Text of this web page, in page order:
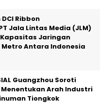
Ribbon
Jala Lintas Media (JLM)
Jaringan
Metro Antara Indonesia
Guangzhou Soroti
Menentukan Arah Industri
Tiongkok